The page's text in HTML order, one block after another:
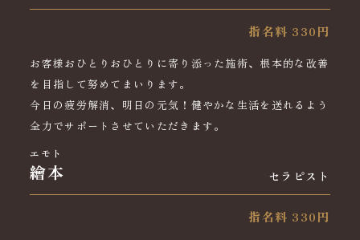
指名料 330円
お客様おひとりおひとりに寄り添った施術、根本的な改善
を目指して努めてまいります。
今日の疲労解消、明日の元気！健やかな生活を送れるよう
全力でサポートさせていただきます。
エモト
繪本 セラピスト
指名料 330円